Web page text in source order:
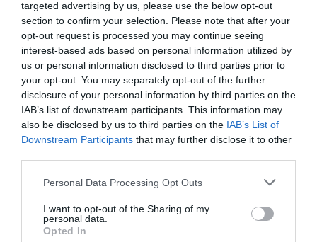
targeted advertising by us, please use the below opt-out
section to confirm your selection. Please note that after your
opt-out request is processed you may continue seeing
interest-based ads based on personal information utilized by
us or personal information disclosed to third parties prior to
your opt-out. You may separately opt-out of the further
disclosure of your personal information by third parties on the
IAB’s list of downstream participants. This information may
also be disclosed by us to third parties on the IAB’s List of
Downstream Participants that may further disclose it to other
Personal Data Processing Opt Outs
I want to opt-out of the Sharing of my
personal data.
Opted In
pesar de todos los palos en la rueda. Al final han
ganado los alumnos", ha declarado el presidente de
Som Estudiants tras conocerse los resultados.
Una candidatura centrada en los estudiantes
Som Estudiants se define como un proyecto
independiente, centrado en defender los intereses del
consideran que el resultado marca un punto de
inflexión para la representación estudiantil en la
universidad.